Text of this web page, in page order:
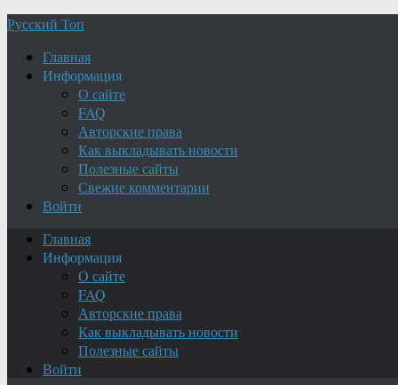
Русский Топ
Главная
Информация
О сайте
FAQ
Авторские права
Как выкладывать новости
Полезные сайты
Свежие комментарии
Войти
Главная
Информация
О сайте
FAQ
Авторские права
Как выкладывать новости
Полезные сайты
Войти